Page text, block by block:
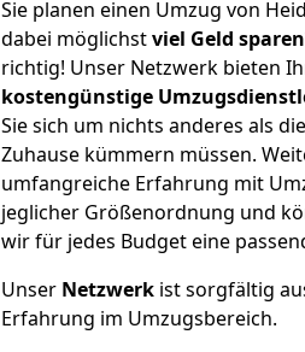
Sie planen einen Umzug von
dabei möglichstviel Geld
richtig! Unser Netzwerk bieten
kostengünstige
Sie sich um nichts anderes als
Zuhause kümmern müssen.
umfangreiche Erfahrung mit
jeglicher Größenordnung und
wir für jedes Budget eine
Unser Netzwerk ist sorgfältig
Erfahrung im Umzugsbereich.